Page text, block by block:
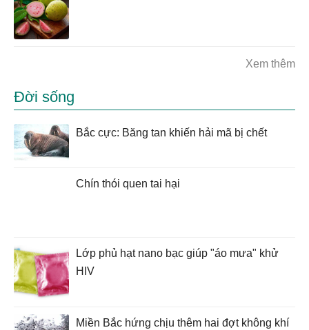
Xem thêm
Đời sống
Bắc cực: Băng tan khiến hải mã bị chết
Chín thói quen tai hại
Lớp phủ hạt nano bạc giúp "áo mưa" khử
HIV
Miền Bắc hứng chịu thêm hai đợt không khí